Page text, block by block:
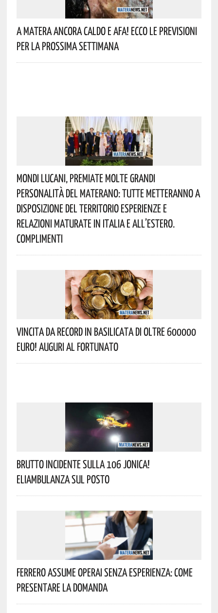
A Matera Ancora Caldo E Afa! Ecco Le Previsioni
Per La Prossima Settimana
Mondi Lucani, Premiate Molte Grandi
Personalità Del Materano: Tutte Metteranno A
Disposizione Del Territorio Esperienze E
Relazioni Maturate In Italia E All’estero.
Complimenti
Vincita Da Record In Basilicata Di Oltre 600000
Euro! Auguri Al Fortunato
Brutto Incidente Sulla 106 Jonica!
Eliambulanza Sul Posto
Ferrero Assume Operai Senza Esperienza: Come
Presentare La Domanda